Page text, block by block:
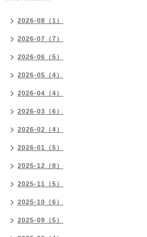
2026-08（1）
2026-07（7）
2026-06（5）
2026-05（4）
2026-04（4）
2026-03（6）
2026-02（4）
2026-01（5）
2025-12（8）
2025-11（5）
2025-10（6）
2025-09（5）